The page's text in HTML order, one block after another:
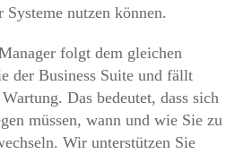
nutzen können.
folgt dem gleichen
der Business Suite und fällt
Das bedeutet, dass sich
müssen, wann und wie Sie zu
Wir unterstützen Sie